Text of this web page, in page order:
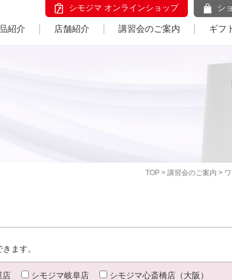
シモジマ オンラインショップ シ
紹介 店舗紹介 講習会のご案内 ギフ
TOP > 講習会のご案内 >
ます。
店 シモジマ岐阜店 シモジマ心斎橋店（大阪）